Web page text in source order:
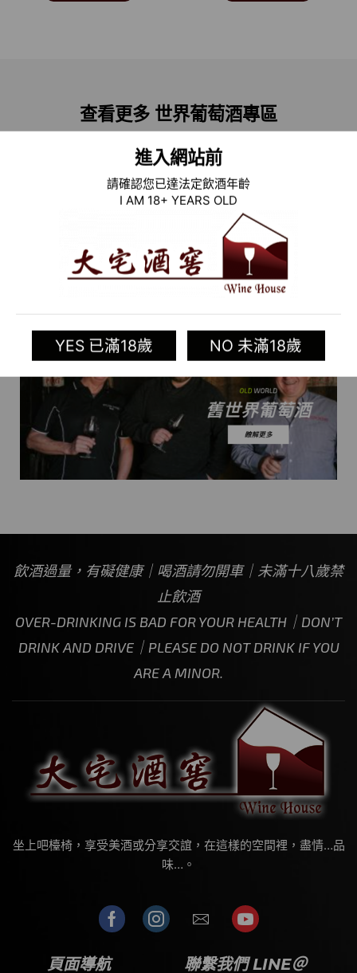
進入網站前
請確認您已達法定飲酒年齡
I AM 18+ YEARS OLD
YES 已滿18歲 NO 未滿18歲
查看更多 世界葡萄酒專區
網羅來自世界葡萄酒酒莊新世界葡萄酒風格多變自由
舊世界葡萄酒釀造技術所延伸
飲酒過量，有礙健康｜喝酒請勿開車｜未滿十八歲禁
止飲酒
OVER-DRINKING IS BAD FOR YOUR HEALTH｜DON’T
DRINK AND DRIVE｜PLEASE DO NOT DRINK IF YOU
ARE A MINOR.
坐上吧檯椅，享受美酒或分享交誼，在這樣的空間裡，盡情…品
味…。
頁面導航 聯繫我們 LINE＠